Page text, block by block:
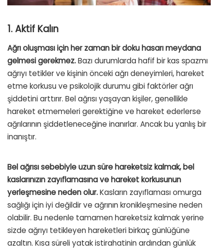
1. Aktif Kalın
Ağrı oluşması için her zaman bir doku hasarı meydana
gelmesi gerekmez.Bazı durumlarda hafif bir kas spazmı
ağrıyı tetikler ve kişinin önceki ağrı deneyimleri, hareket
etme korkusu ve psikolojik durumu gibi faktörler ağrı
şiddetini arttırır. Bel ağrısı yaşayan kişiler, genellikle
hareket etmemeleri gerektiğine ve hareket ederlerse
ağrılarının şiddetleneceğine inanırlar. Ancak bu yanlış bir
inanıştır.
Bel ağrısı sebebiyle uzun süre hareketsiz kalmak, bel
kaslarınızın zayıflamasına ve hareket korkusunun
yerleşmesine neden olur.Kasların zayıflaması omurga
sağlığı için iyi değildir ve ağrının kronikleşmesine neden
olabilir. Bu nedenle tamamen hareketsiz kalmak yerine
sizde ağrıyı tetikleyen hareketleri birkaç günlüğüne
azaltın. Kısa süreli yatak istirahatinin ardından günlük